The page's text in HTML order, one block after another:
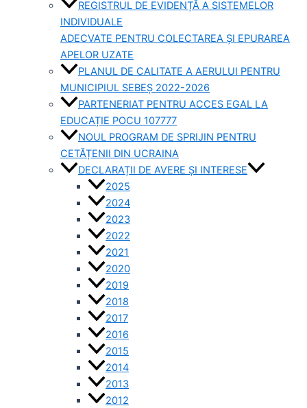
REGISTRUL DE EVIDENȚĂ A SISTEMELOR
INDIVIDUALE
ADECVATE PENTRU COLECTAREA ȘI EPURAREA
APELOR UZATE
PLANUL DE CALITATE A AERULUI PENTRU
MUNICIPIUL SEBEȘ 2022-2026
PARTENERIAT PENTRU ACCES EGAL LA
EDUCAȚIE POCU 107777
NOUL PROGRAM DE SPRIJIN PENTRU
CETĂȚENII DIN UCRAINA
DECLARAȚII DE AVERE ȘI INTERESE
2025
2024
2023
2022
2021
2020
2019
2018
2017
2016
2015
2014
2013
2012